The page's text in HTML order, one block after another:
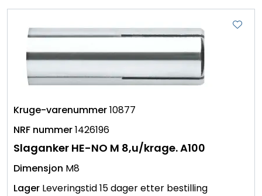
10877
1426196
Slaganker HE-NO M 8,u/krage. A100
M8
Leveringstid 15 dager etter bestilling